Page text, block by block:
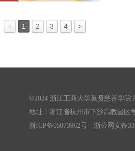
< 1 2 3 4 >
©2024 浙江工商大学英贤慈善学院
地址：浙江省杭州市下沙高教园区
浙ICP备05073962号
浙公网安备